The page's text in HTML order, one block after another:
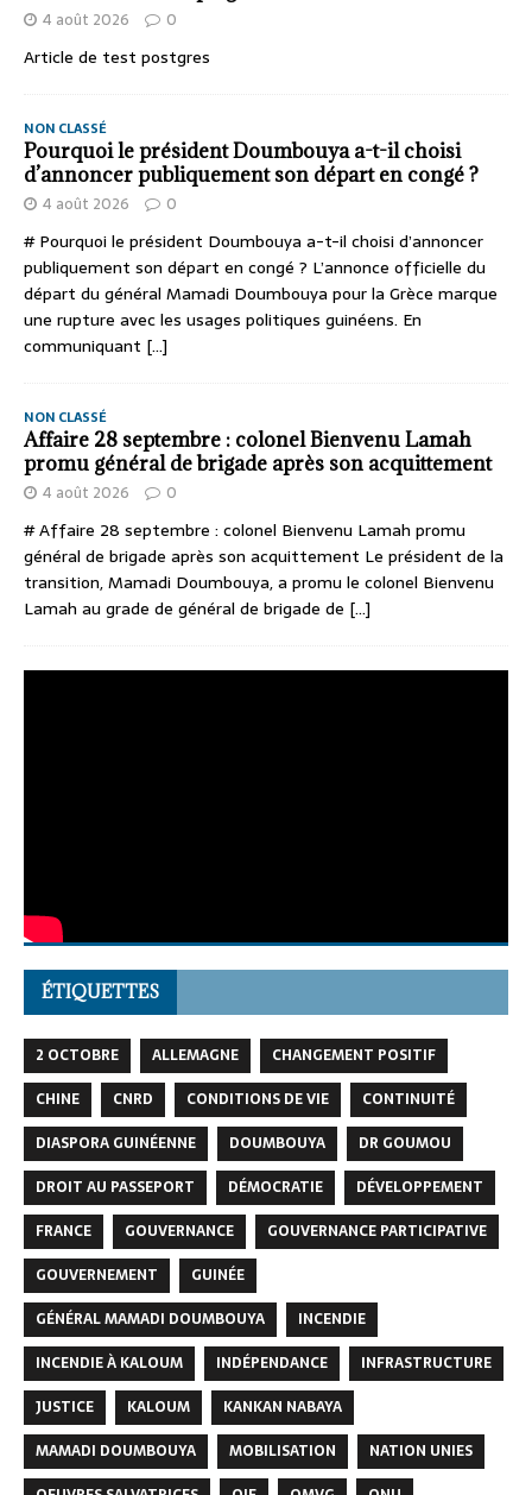
4 août 2026 0
Article de test postgres
NON CLASSÉ
Pourquoi le président Doumbouya a-t-il choisi
d’annoncer publiquement son départ en congé ?
4 août 2026 0
# Pourquoi le président Doumbouya a-t-il choisi d’annoncer
publiquement son départ en congé ? L’annonce officielle du
départ du général Mamadi Doumbouya pour la Grèce marque
une rupture avec les usages politiques guinéens. En
communiquant [...]
NON CLASSÉ
Affaire 28 septembre : colonel Bienvenu Lamah
promu général de brigade après son acquittement
4 août 2026 0
# Affaire 28 septembre : colonel Bienvenu Lamah promu
général de brigade après son acquittement Le président de la
transition, Mamadi Doumbouya, a promu le colonel Bienvenu
Lamah au grade de général de brigade de [...]
ÉTIQUETTES
2 OCTOBRE ALLEMAGNE
CHANGEMENT POSITIF
CHINE
CNRD CONDITIONS DE VIE
CONTINUITÉ
DIASPORA GUINÉENNE
DOUMBOUYA
DR GOUMOU
DROIT AU PASSEPORT
DÉMOCRATIE
DÉVELOPPEMENT
FRANCE
GOUVERNANCE
GOUVERNANCE PARTICIPATIVE
GOUVERNEMENT
GUINÉE
GÉNÉRAL MAMADI DOUMBOUYA
INCENDIE
INCENDIE À KALOUM
INDÉPENDANCE
INFRASTRUCTURE
JUSTICE
KALOUM
KANKAN NABAYA
MAMADI DOUMBOUYA
MOBILISATION
NATION UNIES